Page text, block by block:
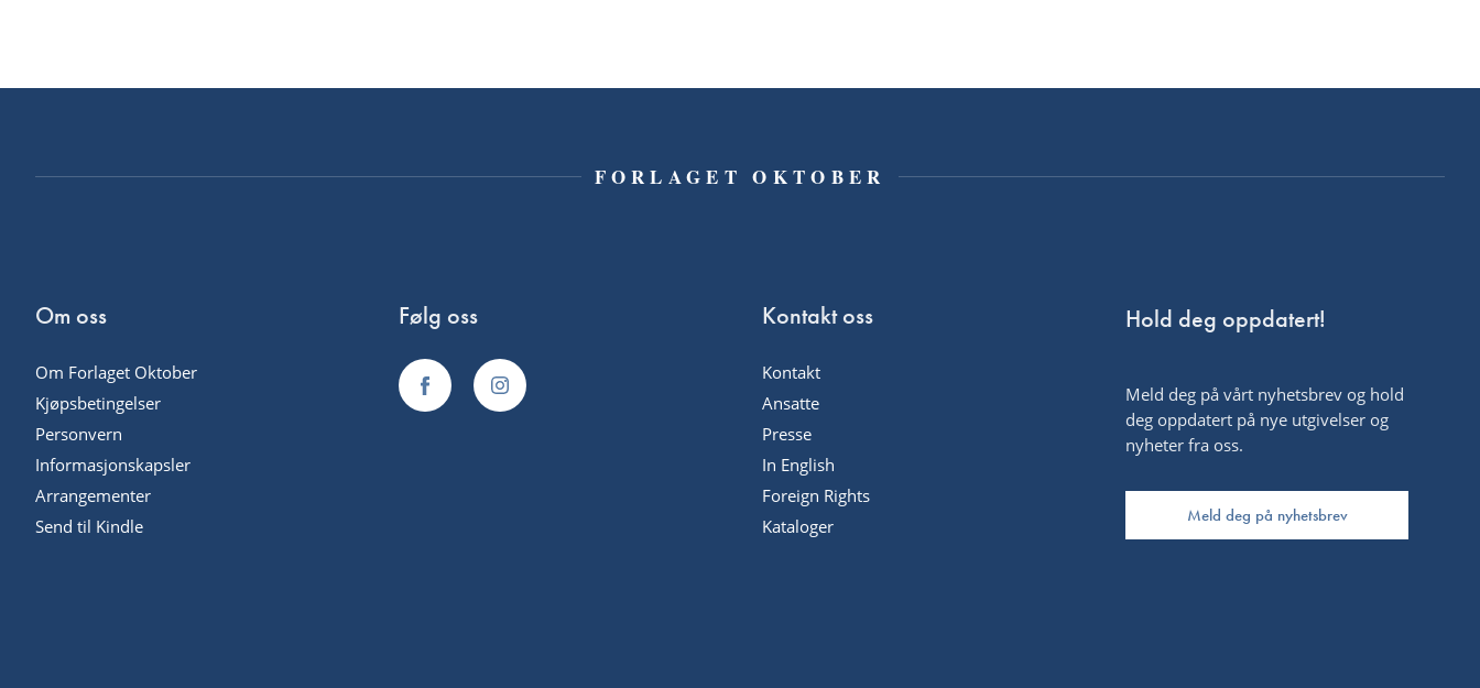
FORLAGET OKTOBER
Om oss
Om Forlaget Oktober
Kjøpsbetingelser
Personvern
Informasjonskapsler
Arrangementer
Send til Kindle
Følg oss Kontakt oss
Kontakt
Ansatte
Presse
In English
Foreign Rights
Kataloger
Hold deg oppdatert!
Meld deg på vårt nyhetsbrev og hold
deg oppdatert på nye utgivelser og
nyheter fra oss.
Meld deg på nyhetsbrev